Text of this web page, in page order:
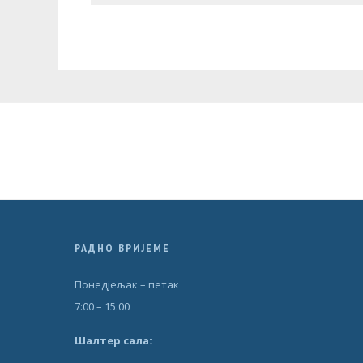
РАДНО ВРИЈЕМЕ
Понедjељак – петак
7:00 – 15:00
Шалтер сала: